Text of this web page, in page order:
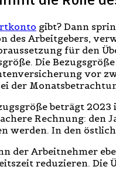
gibt? Dann
Arbeitgebers,
für den
Die
vor
der
beträgt
Rechnung: den
werden. In den
der Arbeitnehmer
reduzieren. Die